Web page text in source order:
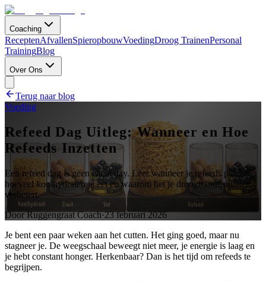
Coaching
ReceptenAfvallenSpieropbouwVoedingDroog TrainenPersonal
TrainingBlog
Over Ons
Terug naar blog
Voeding
Refeed Dag Uitleg: Wanneer en Hoe
Refeeds Inzetten
Een refeed dag is geen cheat day. Leer wanneer je refeeds plant,
hoeveel koolhydraten je eet en waarom het je droogtrainresultaten
verbetert.
DoorRuggengraat Coach·23 februari 2026
Je bent een paar weken aan het cutten. Het ging goed, maar nu
stagneer je. De weegschaal beweegt niet meer, je energie is laag en
je hebt constant honger. Herkenbaar? Dan is het tijd om refeeds te
begrijpen.